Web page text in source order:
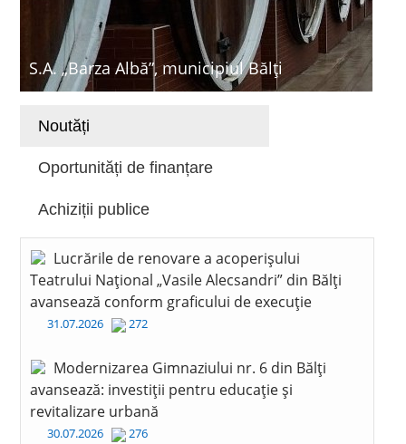
S.A. „Barza Albă”, municipiul Bălți
Noutăți
Oportunități de finanțare
Achiziții publice
Lucrările de renovare a acoperișului
Teatrului Național „Vasile Alecsandri” din Bălți
avansează conform graficului de execuție
31.07.2026 272
Modernizarea Gimnaziului nr. 6 din Bălți
avansează: investiții pentru educație și
revitalizare urbană
30.07.2026 276